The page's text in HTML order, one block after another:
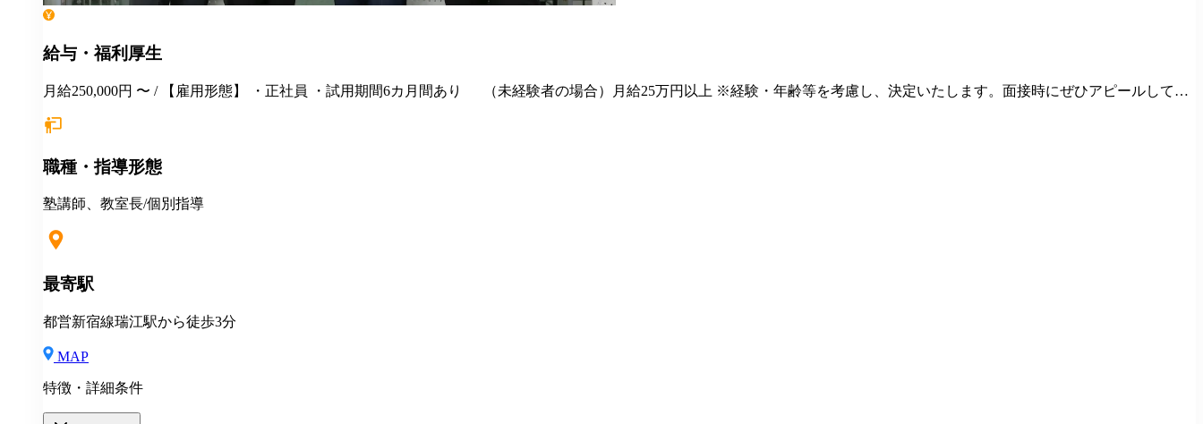
給与・福利厚生
月給250,000円 〜 / 【雇用形態】 ・正社員 ・試用期間6カ月間あり （未経験者の場合）月給25万円以上 ※経験・年齢等を考慮し、決定いたします。面接時にぜひアピールしてく
残業代は残業がない場合も支給し、超過分は別途支給いたします。 ※教室長の給与平均：月給33.1万円（2025年実績） ◆賞与あり（年2回） ◆昇給あり ◆社会保険完備（雇用・労
勤OK ◆定期健康診断／人間ドッグ ◆保養施設利用可 など
職種・指導形態
塾講師、教室長/個別指導
最寄駅
都営新宿線瑞江駅から徒歩3分
MAP
特徴・詳細条件